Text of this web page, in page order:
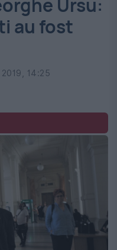
Ursu:
au fost
14:25